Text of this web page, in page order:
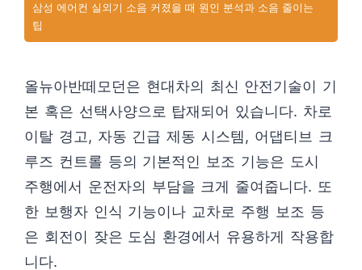
삼성 에어컨 실외기 소음 커졌을 때 원인 분석과 소음 줄이는
팁
올뉴아반떼모던은 현대차의 최신 안전기술이 기
본 혹은 선택사양으로 탑재되어 있습니다. 차로
이탈 경고, 자동 긴급 제동 시스템, 어댑티브 크
루즈 컨트롤 등의 기본적인 보조 기능은 도시
주행에서 운전자의 부담을 크게 줄여줍니다. 또
한 보행자 인식 기능이나 교차로 주행 보조 등
은 회전이 잦은 도심 환경에서 유용하게 작용합
니다.